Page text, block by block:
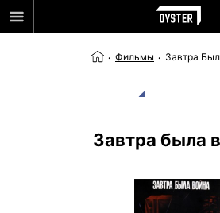
Фильмы Завтра
Завтра была